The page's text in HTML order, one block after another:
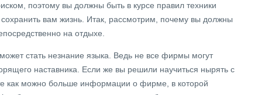
поэтому вы должны быть в курсе правил техники
вам жизнь. Итак, рассмотрим, почему вы должны
на отдыхе.
стать незнание языка. Ведь не все фирмы могут
наставника. Если же вы решили научиться нырять с
как можно больше информации о фирме, в которой